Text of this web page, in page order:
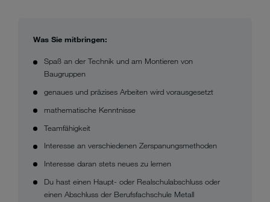
Was Sie mitbringen:
Spaß an der Technik und am Montieren von
Baugruppen
genaues und präzises Arbeiten wird vorausgesetzt
mathematische Kenntnisse
Teamfähigkeit
Interesse an verschiedenen Zerspanungsmethoden
Interesse daran stets neues zu lernen
Du hast einen Haupt- oder Realschulabschluss oder
einen Abschluss der Berufsfachschule Metall